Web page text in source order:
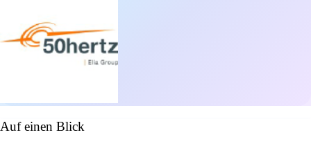
Auf einen Blick